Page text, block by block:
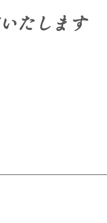
たします